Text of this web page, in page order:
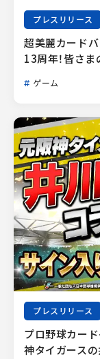
プレスリリース
超美麗カードバ
13周年！皆さま
ゲーム
プレスリリース
プロ野球カー
神タイガース